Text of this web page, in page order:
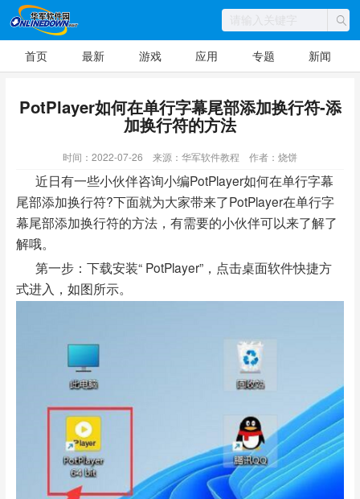
首页 最新 游戏 应用 专题 新闻
PotPlayer如何在单行字幕尾部添加换行符-添
加换行符的方法
时间：2022-07-26 来源：华军软件教程 作者：烧饼
近日有一些小伙伴咨询小编PotPlayer如何在单行字幕
尾部添加换行符?下面就为大家带来了PotPlayer在单行字
幕尾部添加换行符的方法，有需要的小伙伴可以来了解了
解哦。
第一步：下载安装“ PotPlayer”，点击桌面软件快捷方
式进入，如图所示。